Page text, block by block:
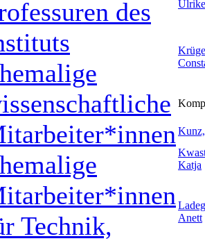
des
Technik,
Ulrike
Katja
Anett